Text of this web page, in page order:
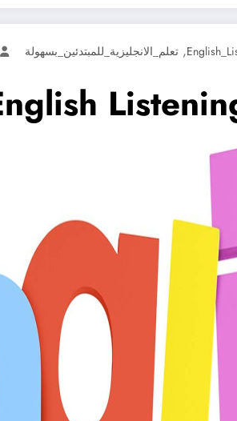
, تعلم_الانجليزية_للمبتدئين_بسهولة